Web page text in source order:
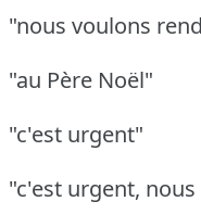
"nous voulons
"au Père Noël"
"c'est urgent"
"c'est urgent,